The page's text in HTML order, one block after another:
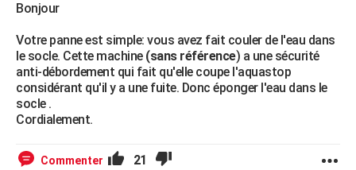
Bonjour
Votre panne est simple: vous avez fait couler de l'eau dans
le socle. Cette machine (sans référence) a une sécurité
anti-débordement qui fait qu'elle coupe l'aquastop
considérant qu'il y a une fuite. Donc éponger l'eau dans le
socle .
Cordialement.
Commenter 21